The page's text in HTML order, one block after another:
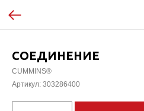
СОЕДИНЕНИЕ
CUMMINS®
Артикул: 303286400